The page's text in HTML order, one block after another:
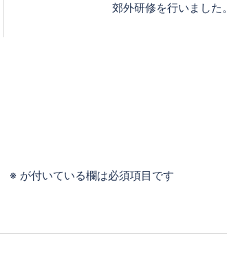
郊外研修を行いました。
※ が付いている欄は必須項目です